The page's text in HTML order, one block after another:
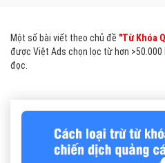
Một số bài viết theo chủ đề "Từ Khóa
được Việt Ads chọn lọc từ hơn
đọc.